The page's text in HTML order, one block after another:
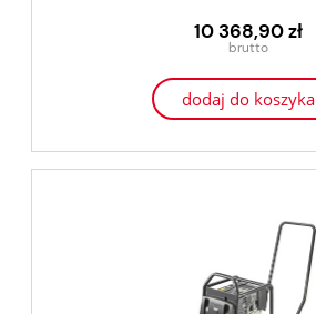
10 368,90 zł
dodaj do koszyka